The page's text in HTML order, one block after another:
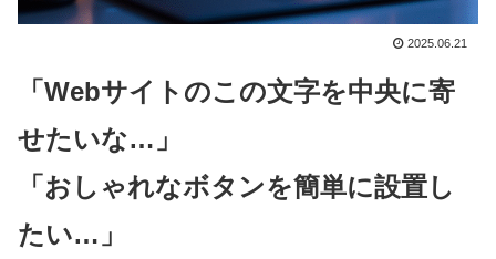
2025.06.21
「Webサイトのこの文字を中央に寄
せたいな…」
「おしゃれなボタンを簡単に設置し
たい…」